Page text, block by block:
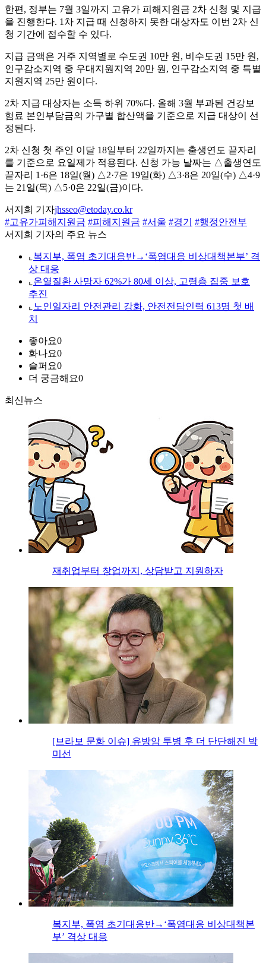
한편, 정부는 7월 3일까지 고유가 피해지원금 2차 신청 및 지급
을 진행한다. 1차 지급 때 신청하지 못한 대상자도 이번 2차 신
청 기간에 접수할 수 있다.
지급 금액은 거주 지역별로 수도권 10만 원, 비수도권 15만 원,
인구감소지역 중 우대지원지역 20만 원, 인구감소지역 중 특별
지원지역 25만 원이다.
2차 지급 대상자는 소득 하위 70%다. 올해 3월 부과된 건강보
험료 본인부담금의 가구별 합산액을 기준으로 지급 대상이 선
정된다.
2차 신청 첫 주인 이달 18일부터 22일까지는 출생연도 끝자리
를 기준으로 요일제가 적용된다. 신청 가능 날짜는 △출생연도
끝자리 1·6은 18일(월) △2·7은 19일(화) △3·8은 20일(수) △4·9
는 21일(목) △5·0은 22일(금)이다.
서지희 기자jhsseo@etoday.co.kr
#고유가피해지원금 #피해지원금 #서울 #경기
#행정안전부
서지희 기자의 주요 뉴스
⌞ 복지부, 폭염 초기대응반→‘폭염대응 비상대책본부’ 격
상 대응
⌞ 온열질환 사망자 62%가 80세 이상, 고령층 집중 보호
추진
⌞ 노인일자리 안전관리 강화, 안전전담인력 613명 첫 배
치
좋아요0
화나요0
슬퍼요0
더 궁금해요0
최신뉴스
재취업부터 창업까지, 상담받고 지원하자
[브라보 문화 이슈] 유방암 투병 후 더 단단해진 박
미선
복지부, 폭염 초기대응반→‘폭염대응 비상대책본
부’ 격상 대응